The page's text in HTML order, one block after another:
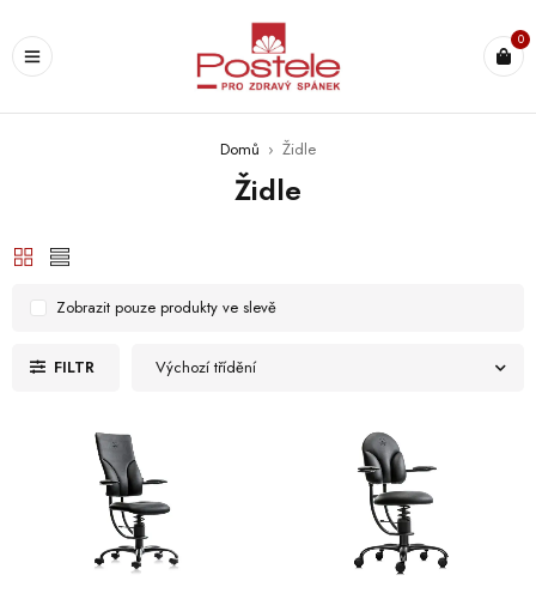
0
Domů › Židle
Židle
FILTR Výchozí třídění
Zobrazit pouze produkty ve slevě